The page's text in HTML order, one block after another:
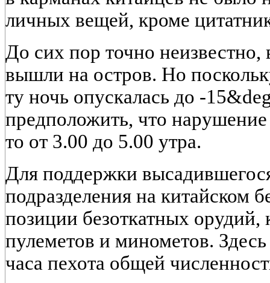
личных вещей, кроме
До сих пор точно
вышли на остров. Но
ту ночь опускалась до -
предположить, что
то от 3.00 до 5.00 утра.
Для поддержки
подразделения на китайском
позиции безоткатных
пулеметов и минометов.
часа пехота общей